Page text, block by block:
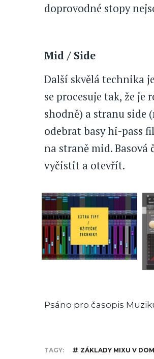
doprovodné stopy
Mid / Side
Další skvělá technika
se procesuje tak, že
shodně) a stranu side
odebrat basy hi-pass
na straně mid.
vyčistit a otevřít.
Psáno pro časopis
TAGY ZÁKLADY MIXU V